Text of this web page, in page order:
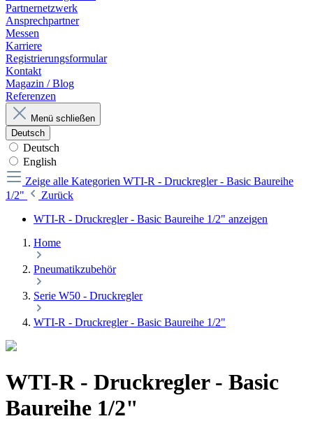
Partnernetzwerk
Ansprechpartner
Messen
Karriere
Registrierungsformular
Kontakt
Magazin / Blog
Referenzen
Menü schließen
Deutsch
Deutsch
English
Zeige alle Kategorien WTI-R - Druckregler - Basic Baureihe
1/2"
Zurück
WTI-R - Druckregler - Basic Baureihe 1/2" anzeigen
Home
Pneumatikzubehör
Serie W50 - Druckregler
WTI-R - Druckregler - Basic Baureihe 1/2"
WTI-R - Druckregler - Basic
Baureihe 1/2"